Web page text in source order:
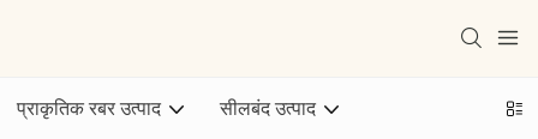
प्राकृतिक रबर उत्पाद सीलबंद उत्पाद